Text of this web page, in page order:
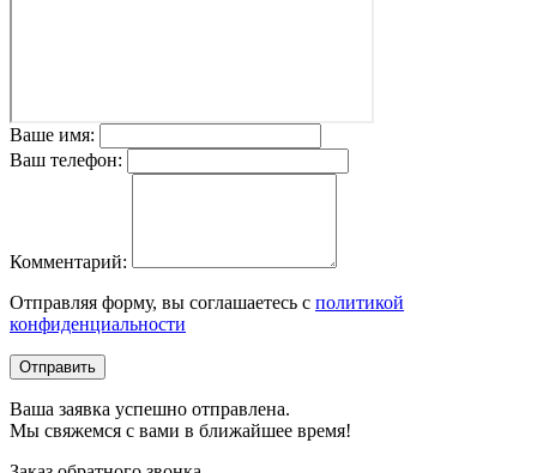
Ваше имя:
Ваш телефон:
Комментарий:
Отправляя форму, вы соглашаетесь с политикой
конфиденциальности
Отправить
Ваша заявка успешно отправлена.
Мы свяжемся с вами в ближайшее время!